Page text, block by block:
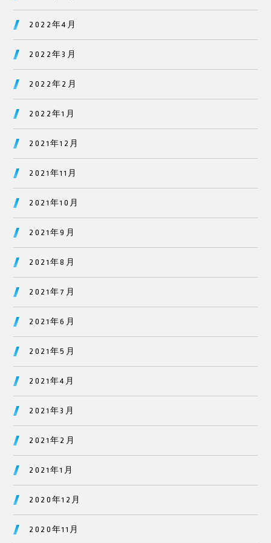
2022年4月
2022年3月
2022年2月
2022年1月
2021年12月
2021年11月
2021年10月
2021年9月
2021年8月
2021年7月
2021年6月
2021年5月
2021年4月
2021年3月
2021年2月
2021年1月
2020年12月
2020年11月